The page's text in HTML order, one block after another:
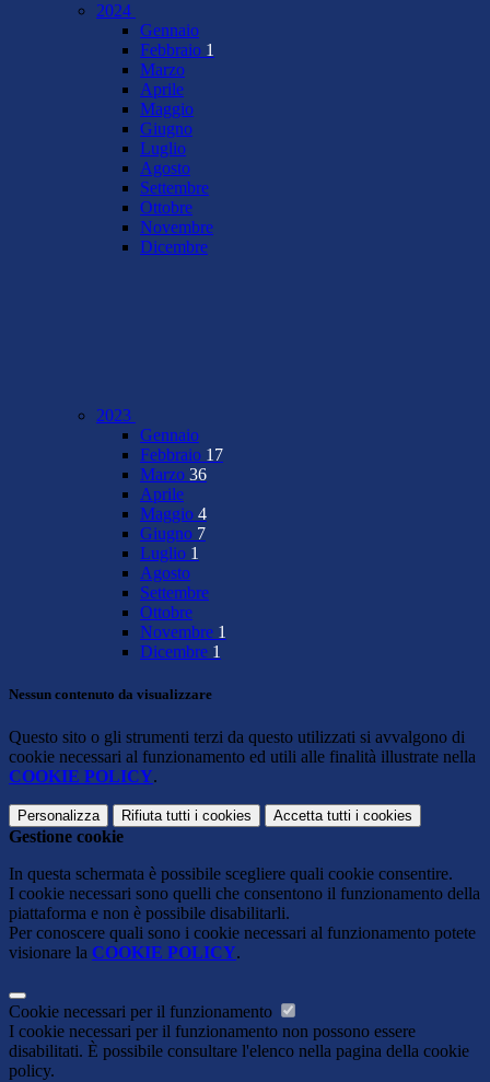
2024
Gennaio
Febbraio 1
Marzo
Aprile
Maggio
Giugno
Luglio
Agosto
Settembre
Ottobre
Novembre
Dicembre
2023
Gennaio
Febbraio 17
Marzo 36
Aprile
Maggio 4
Giugno 7
Luglio 1
Agosto
Settembre
Ottobre
Novembre 1
Dicembre 1
Nessun contenuto da visualizzare
Questo sito o gli strumenti terzi da questo utilizzati si avvalgono di
cookie necessari al funzionamento ed utili alle finalità illustrate nella
COOKIE POLICY.
Personalizza Rifiuta tutti i cookies Accetta tutti i cookies
Gestione cookie
In questa schermata è possibile scegliere quali cookie consentire.
I cookie necessari sono quelli che consentono il funzionamento della
piattaforma e non è possibile disabilitarli.
Per conoscere quali sono i cookie necessari al funzionamento potete
visionare la COOKIE POLICY.
Cookie necessari per il funzionamento
I cookie necessari per il funzionamento non possono essere
disabilitati. È possibile consultare l'elenco nella pagina della cookie
policy.